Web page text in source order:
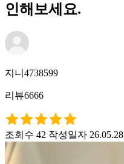
인해보세요.
지니4738599
리뷰6666
조회수 42 작성일자 26.05.28